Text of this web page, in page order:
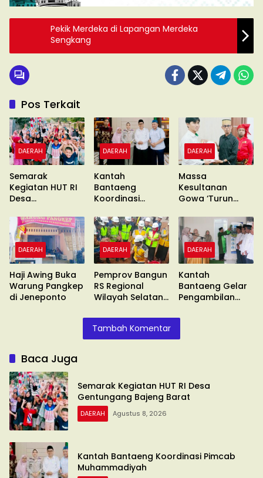
Pekik Merdeka di Lapangan Merdeka
Sengkang
Pos Terkait
DAERAH
Semarak
Kegiatan HUT RI
Desa
Bajeng Barat
DAERAH
Kantah
Bantaeng
Koordinasi
Muhammadiyah
DAERAH
Massa
Kesultanan
Gowa ‘Turun
Unras
DAERAH
Haji Awing Buka
Warung Pangkep
di Jeneponto
DAERAH
Pemprov Bangun
RS Regional
Wilayah Selatan
DAERAH
Kantah
Bantaeng Gelar
Pengambilan
Tambah Komentar
Baca Juga
Semarak Kegiatan HUT RI Desa
Gentungang Bajeng Barat
DAERAH Agustus 8, 2026
Kantah Bantaeng Koordinasi Pimcab
Muhammadiyah